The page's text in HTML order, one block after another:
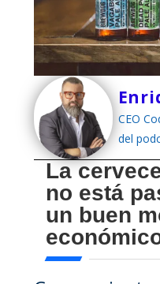
CEO
del
La
no está
un buen